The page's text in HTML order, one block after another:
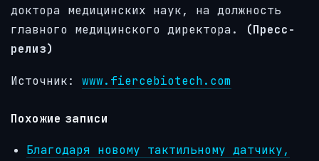
доктора медицинских наук, на должность
главного медицинского директора.
(Пресс-
релиз)
Источник: www.fiercebiotech.com
Похожие записи
Благодаря новому тактильному датчику,